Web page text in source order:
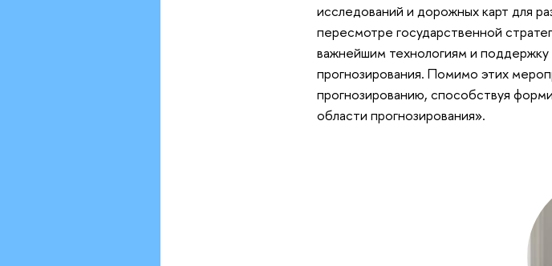
исследований и дорожных карт для
пересмотре государственной
важнейшим технологиям и
прогнозирования. Помимо этих
прогнозированию, способствуя
области прогнозирования».